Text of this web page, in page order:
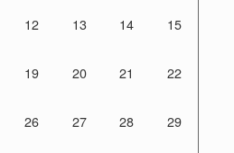
12 13 14 15
19 20 21 22
26 27 28 29